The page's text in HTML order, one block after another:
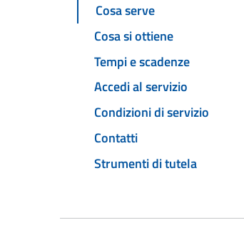
Cosa serve
Cosa si ottiene
Tempi e scadenze
Accedi al servizio
Condizioni di servizio
Contatti
Strumenti di tutela